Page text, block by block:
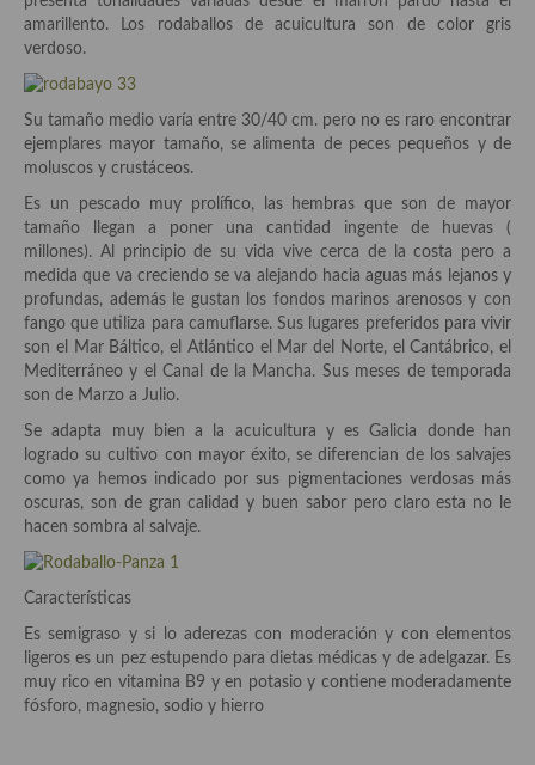
Viajes eno-gastro-turísticos
En El Candelero
Las opiniones de la «Cocinera»
Prensa
Recetas
Acompañamientos
Airfryer recetas
Aderezos, salsas, vinagretas, especias, hierbas aromáticas o
aditivos
Especias, mezclas de especias
Hierbas aromáticas
Aceites
Sales y polvos
Salsas y mojos
amarillento. Los rodaballos de acuicultura son de color gris
verdoso.
Su tamaño medio varía entre 30/40 cm. pero no es raro encontrar
ejemplares mayor tamaño, se alimenta de peces pequeños y de
moluscos y crustáceos.
Es un pescado muy prolífico, las hembras que son de mayor
tamaño llegan a poner una cantidad ingente de huevas (
millones). Al principio de su vida vive cerca de la costa pero a
medida que va creciendo se va alejando hacia aguas más lejanos y
profundas, además le gustan los fondos marinos arenosos y con
fango que utiliza para camuflarse. Sus lugares preferidos para vivir
son el Mar Báltico, el Atlántico el Mar del Norte, el Cantábrico, el
Mediterráneo y el Canal de la Mancha. Sus meses de temporada
son de Marzo a Julio.
Se adapta muy bien a la acuicultura y es Galicia donde han
logrado su cultivo con mayor éxito, se diferencian de los salvajes
como ya hemos indicado por sus pigmentaciones verdosas más
oscuras, son de gran calidad y buen sabor pero claro esta no le
hacen sombra al salvaje.
Características
Es semigraso y si lo aderezas con moderación y con elementos
ligeros es un pez estupendo para dietas médicas y de adelgazar. Es
muy rico en vitamina B9 y en potasio y contiene moderadamente
fósforo, magnesio, sodio y hierro